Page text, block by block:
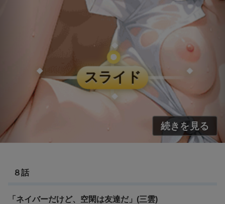
８話
「ネイバーだけど、空閑は友達だ」(三雲)